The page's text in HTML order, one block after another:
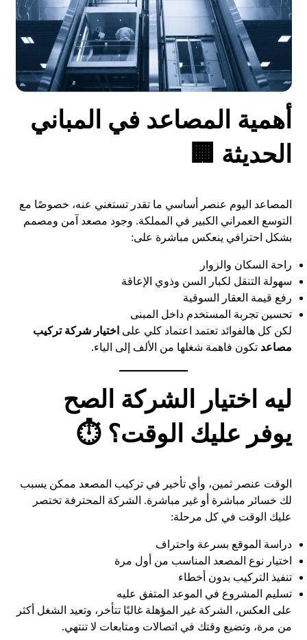
أهمية المصاعد في المباني
الحديثة 🏢
المصاعد اليوم عنصر أساسي ما تقدر تستغني عنه، خصوصًا مع
التوسع العمراني الكبير في المملكة. وجود مصعد آمن ومصمم
بشكل احترافي ينعكس مباشرة على:
راحة السكان والزوار
سهولة التنقل لكبار السن وذوي الإعاقة
رفع قيمة العقار السوقية
تحسين تجربة المستخدم داخل المبنى
لكن كل هالفوائد تعتمد اعتماد كلي على اختيار شركة تركيب
مصاعد تكون فاهمة شغلها من الألف إلى الياء.
ليه اختيار الشركة الصح
يوفر عليك الوقت؟ ⏱️
الوقت عنصر ثمين، وأي تأخير في تركيب المصعد ممكن يسبب
لك خسائر مباشرة أو غير مباشرة. الشركة المحترفة تختصر
عليك الوقت في كل مرحلة:
دراسة الموقع بسرعة واحتراف
اختيار نوع المصعد المناسب من أول مرة
تنفيذ التركيب بدون أخطاء
تسليم المشروع في الموعد المتفق عليه
على العكس، الشركة غير المؤهلة غالبًا تتأخر، وتعيد الشغل أكثر
من مرة، وتضيع وقتك في اتصالات ومتابعات لا تنتهي.